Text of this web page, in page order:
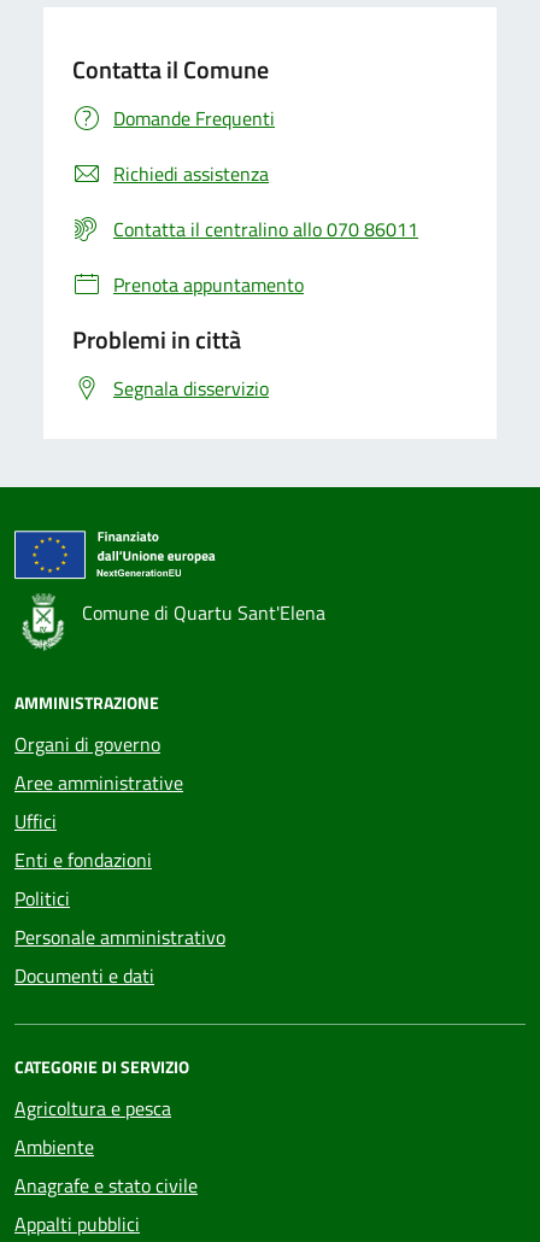
Contatta il Comune
Domande Frequenti
Richiedi assistenza
Contatta il centralino allo 070 86011
Prenota appuntamento
Problemi in città
Segnala disservizio
Comune di Quartu Sant'Elena
AMMINISTRAZIONE
Organi di governo
Aree amministrative
Uffici
Enti e fondazioni
Politici
Personale amministrativo
Documenti e dati
CATEGORIE DI SERVIZIO
Agricoltura e pesca
Ambiente
Anagrafe e stato civile
Appalti pubblici